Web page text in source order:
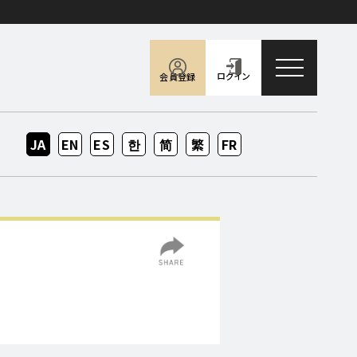
会員登録 ログイン toggle
ZH-
ZH-
EN FR
JA KO
ES